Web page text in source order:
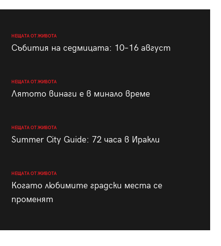
НЕЩАТА ОТ ЖИВОТА
Събития на седмицата: 10–16 август
НЕЩАТА ОТ ЖИВОТА
Лятото винаги е в минало време
НЕЩАТА ОТ ЖИВОТА
Summer City Guide: 72 часа в Иракли
НЕЩАТА ОТ ЖИВОТА
Когато любимите градски места се
променят